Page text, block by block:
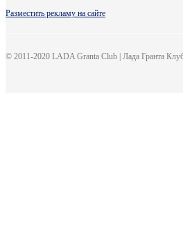
Разместить рекламу на сайте
© 2011-2020 LADA Granta Club | Лада Гранта